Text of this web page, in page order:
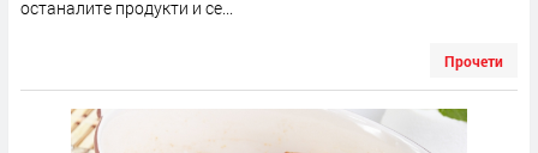
останалите продукти и се...
Прочети